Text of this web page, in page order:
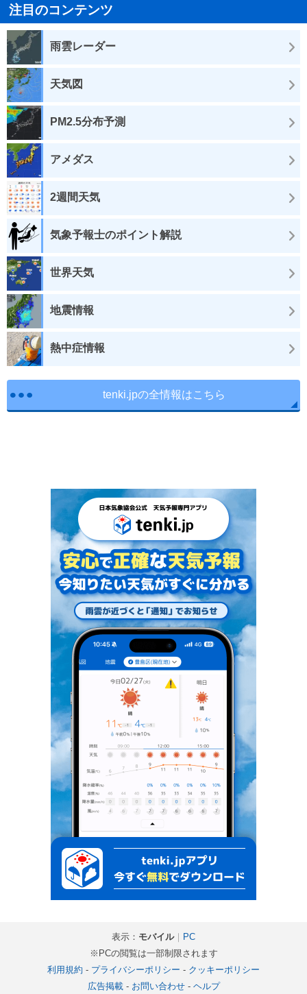
注目のコンテンツ
雨雲レーダー
天気図
PM2.5分布予測
アメダス
2週間天気
気象予報士のポイント解説
世界天気
地震情報
熱中症情報
tenki.jpの全情報はこちら
表示： モバイル｜ PC
※PCの閲覧は一部制限されます
利用規約 - プライバシーポリシー - クッキーポリシー
広告掲載- お問い合わせ- ヘルプ